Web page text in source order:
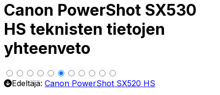
Canon PowerShot SX530
HS teknisten tietojen
yhteenveto
Edeltäjä: Canon PowerShot SX520 HS